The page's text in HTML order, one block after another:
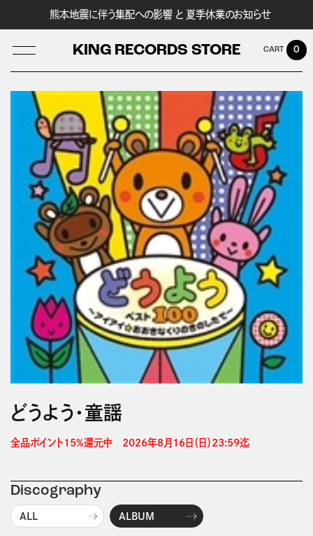
熊本地震に伴う集配への影響 と 夏季休業のお知らせ
KING RECORDS STORE
LOG IN
0
どうよう・童謡
全品ポイント15%還元中　2026年8月16日（日）23:59迄
Discography
ALL ALBUM